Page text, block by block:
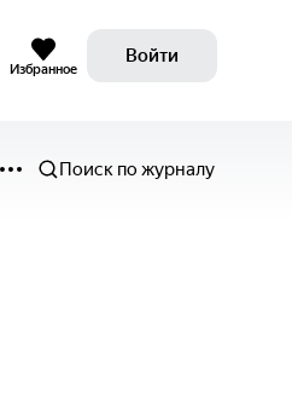
Избранное
Войти
Поиск по журналу